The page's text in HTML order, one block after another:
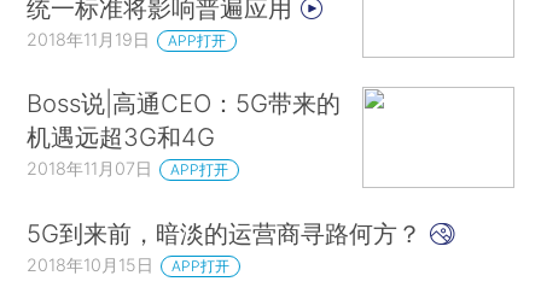
统一标准将影响普遍应用
2018年11月19日 APP打开
Boss说|高通CEO：5G带来的
机遇远超3G和4G
2018年11月07日 APP打开
5G到来前，暗淡的运营商寻路何方？
2018年10月15日 APP打开